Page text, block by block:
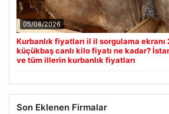
05/08/2026
Kurbanlık fiyatları il il sorgulama
küçükbaş canlı kilo fiyatı ne kadar?
ve tüm illerin kurbanlık fiyatları
Son Eklenen Firmalar